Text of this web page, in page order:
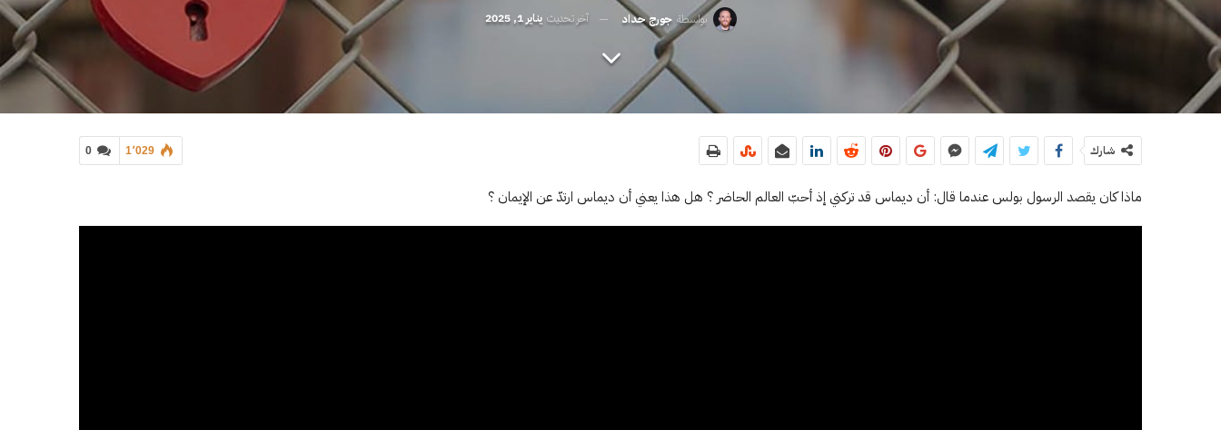
بواسطة جورج حداد آخر تحديث يناير 1, 2025
0 1٬029 شارك
ماذا كان يقصد الرسول بولس عندما قال: أن ديماس قد تركني إذ أحبّ العالم الحاضر ؟ هل هذا يعني أن ديماس ارتدّ عن الإيمان ؟